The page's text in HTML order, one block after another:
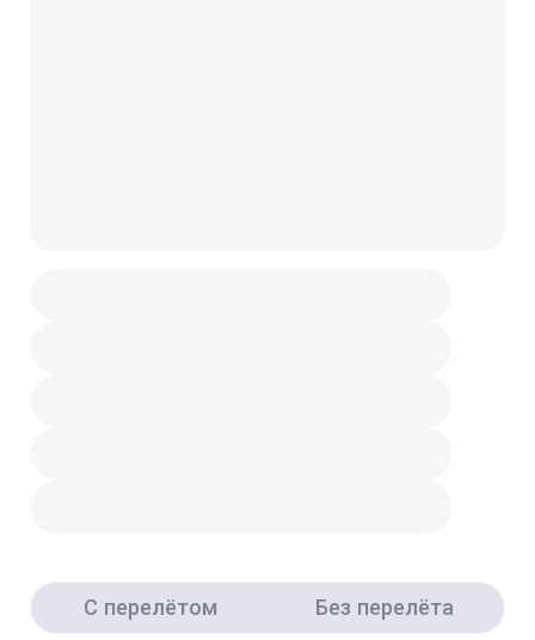
С перелётом Без перелёта